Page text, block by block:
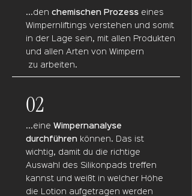
...den chemischen Prozess eines
Wimpernliftings verstehen und somit
in der Lage sein, mit allen Produkten
und allen Arten von Wimpern
zu arbeiten.
02
...eine Wimpernanalyse
durchführen können. Das ist
wichtig, damit du die richtige
Auswahl des Silikonpads treffen
kannst und weißt in welcher Höhe
die Lotion aufgetragen werden